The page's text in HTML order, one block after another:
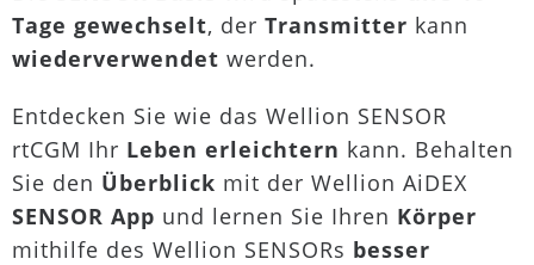
Tage gewechselt, der Transmitter kann
wiederverwendet werden.
Entdecken Sie wie das Wellion SENSOR
rtCGM Ihr Leben erleichtern kann. Behalten
Sie den Überblick mit der Wellion AiDEX
SENSOR App und lernen Sie Ihren Körper
mithilfe des Wellion SENSORs besser